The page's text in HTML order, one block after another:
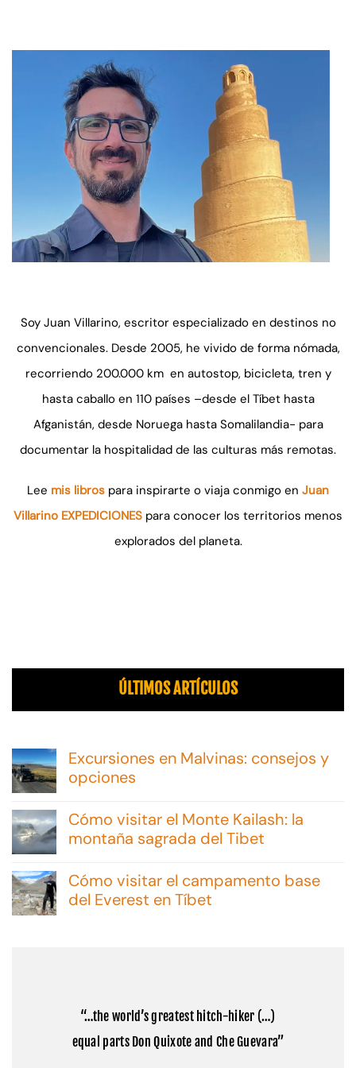
Soy Juan Villarino, escritor especializado en destinos no
convencionales. Desde 2005, he vivido de forma nómada,
recorriendo 200.000 km en autostop, bicicleta, tren y
hasta caballo en 110 países –desde el Tíbet hasta
Afganistán, desde Noruega hasta Somalilandia- para
documentar la hospitalidad de las culturas más remotas.
Lee mis libros para inspirarte o viaja conmigo en Juan
Villarino EXPEDICIONES para conocer los territorios menos
explorados del planeta.
ÚLTIMOS ARTÍCULOS
Excursiones en Malvinas: consejos y
opciones
hay
comentarios
en
Excursiones
Malvinas:
consejos
y
opciones
Cómo visitar el Monte Kailash: la
montaña sagrada del Tibet
hay
comentarios
en
Cómo
del
Tibet
Cómo visitar el campamento base
del Everest en Tíbet
campamento
base
Everest
“…the world’s greatest hitch-hiker (…)
equal parts Don Quixote and Che Guevara”